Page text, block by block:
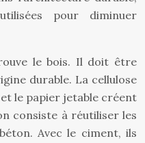
pour diminuer
le bois. Il doit être
durable. La cellulose
le papier jetable créent
consiste à réutiliser les
Avec le ciment, ils